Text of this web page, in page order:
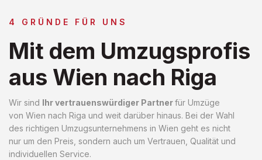
4 GRÜNDE FÜR UNS
Mit dem Umzugsprofis
aus Wien nach Riga
Wir sind Ihr vertrauenswürdiger Partnerfür Umzüge
von Wien nach Riga und weit darüber hinaus. Bei der Wahl
des richtigen Umzugsunternehmens in Wien geht es nicht
nur um den Preis, sondern auch um Vertrauen, Qualität und
individuellen Service.